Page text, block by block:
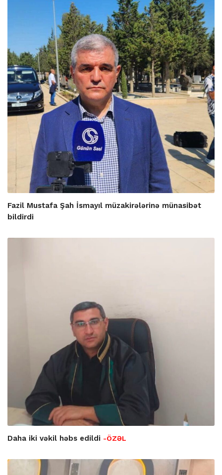
Fazil Mustafa Şah İsmayıl müzakirələrinə münasibət
bildirdi
Daha iki vəkil həbs edildi -ÖZƏL